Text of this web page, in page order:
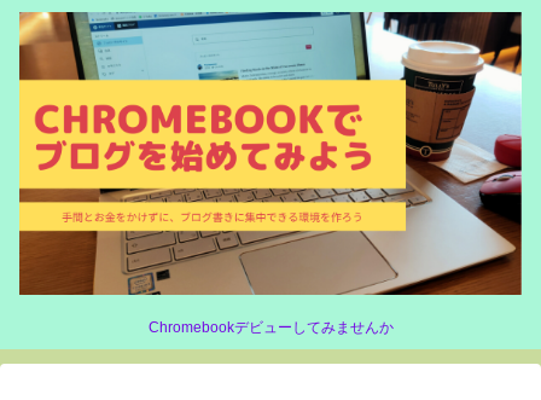
Chromebookデビューしてみませんか